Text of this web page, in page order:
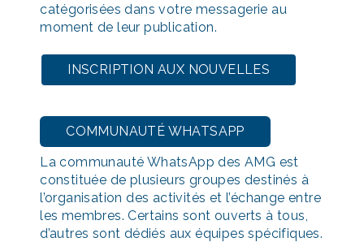
catégorisées dans votre messagerie au
moment de leur publication.
INSCRIPTION AUX NOUVELLES
COMMUNAUTÉ WHATSAPP
La communauté WhatsApp des AMG est
constituée de plusieurs groupes destinés à
l’organisation des activités et l’échange entre
les membres. Certains sont ouverts à tous,
d’autres sont dédiés aux équipes spécifiques.